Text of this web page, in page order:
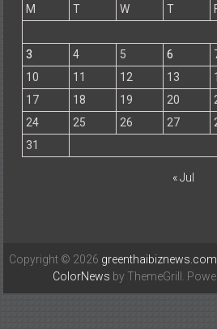
M
T W T
3
4 5 6
10
11 12 13
17
18 19 20
24
25 26 27
31
« Jul
Copyright © 2026 greenthaibiznews.com
ColorNews by ThemeGrill.